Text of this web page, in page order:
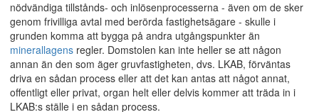
nödvändiga tillstånds- och inlösenprocesserna - även om de sker
genom frivilliga avtal med berörda fastighetsägare - skulle i
grunden komma att bygga på andra utgångspunkter än
minerallagens regler. Domstolen kan inte heller se att någon
annan än den som äger gruvfastigheten, dvs. LKAB, förväntas
driva en sådan process eller att det kan antas att något annat,
offentligt eller privat, organ helt eller delvis kommer att träda in i
LKAB:s ställe i en sådan process.